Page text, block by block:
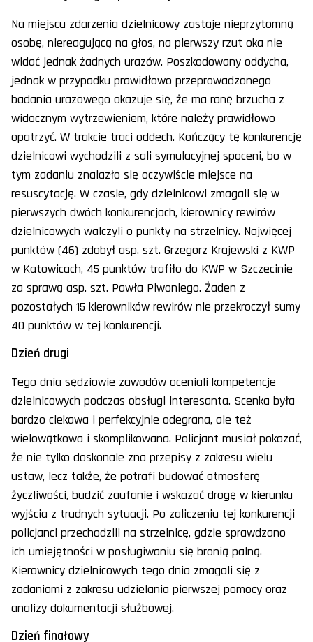
Na miejscu zdarzenia dzielnicowy zastaje nieprzytomną
osobę, niereagującą na głos, na pierwszy rzut oka nie
widać jednak żadnych urazów. Poszkodowany oddycha,
jednak w przypadku prawidłowo przeprowadzonego
badania urazowego okazuje się, że ma ranę brzucha z
widocznym wytrzewieniem, które należy prawidłowo
opatrzyć. W trakcie traci oddech. Kończący tę konkurencję
dzielnicowi wychodzili z sali symulacyjnej spoceni, bo w
tym zadaniu znalazło się oczywiście miejsce na
resuscytację. W czasie, gdy dzielnicowi zmagali się w
pierwszych dwóch konkurencjach, kierownicy rewirów
dzielnicowych walczyli o punkty na strzelnicy. Najwięcej
punktów (46) zdobył asp. szt. Grzegorz Krajewski z KWP
w Katowicach, 45 punktów trafiło do KWP w Szczecinie
za sprawą asp. szt. Pawła Piwoniego. Żaden z
pozostałych 15 kierowników rewirów nie przekroczył sumy
40 punktów w tej konkurencji.
Dzień drugi
Tego dnia sędziowie zawodów oceniali kompetencje
dzielnicowych podczas obsługi interesanta. Scenka była
bardzo ciekawa i perfekcyjnie odegrana, ale też
wielowątkowa i skomplikowana. Policjant musiał pokazać,
że nie tylko doskonale zna przepisy z zakresu wielu
ustaw, lecz także, że potrafi budować atmosferę
życzliwości, budzić zaufanie i wskazać drogę w kierunku
wyjścia z trudnych sytuacji. Po zaliczeniu tej konkurencji
policjanci przechodzili na strzelnicę, gdzie sprawdzano
ich umiejętności w posługiwaniu się bronią palną.
Kierownicy dzielnicowych tego dnia zmagali się z
zadaniami z zakresu udzielania pierwszej pomocy oraz
analizy dokumentacji służbowej.
Dzień finałowy